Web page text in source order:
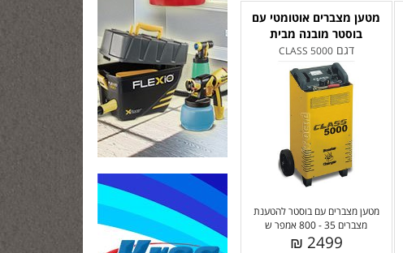
מטען מצברים אוטומטי עם
בוסטר מובנה מבית
דגםCLASS 5000
מטען מצברים עם בוסטר להטענת
מצברים 35 - 800 אמפר ש
2499 ₪